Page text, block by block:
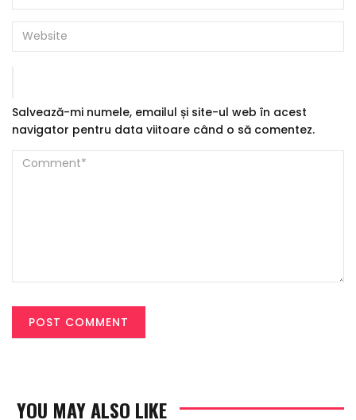
Salvează-mi numele, emailul și site-ul web în acest
navigator pentru data viitoare când o să comentez.
YOU MAY ALSO LIKE